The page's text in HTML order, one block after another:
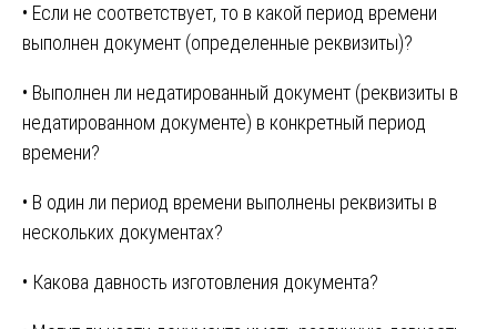
• Если не соответствует, то в какой период времени
выполнен документ (определенные реквизиты)?
• Выполнен ли недатированный документ (реквизиты в
недатированном документе) в конкретный период
времени?
• В один ли период времени выполнены реквизиты в
нескольких документах?
• Какова давность изготовления документа?